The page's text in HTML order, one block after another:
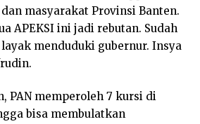
masyarakat Provinsi Banten.
APEKSI ini jadi rebutan. Sudah
menduduki gubernur. Insya
PAN memperoleh 7 kursi di
bisa membulatkan